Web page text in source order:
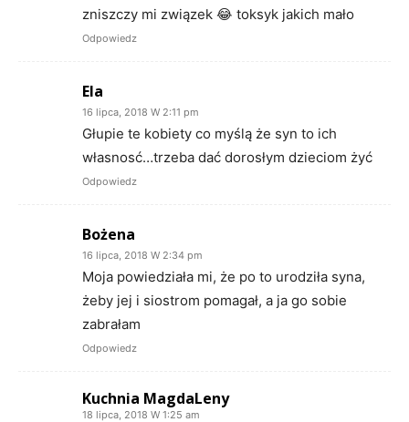
zniszczy mi związek 😂 toksyk jakich mało
Odpowiedz
Ela
16 lipca, 2018 W 2:11 pm
Głupie te kobiety co myślą że syn to ich
własnosć…trzeba dać dorosłym dzieciom żyć
Odpowiedz
Bożena
16 lipca, 2018 W 2:34 pm
Moja powiedziała mi, że po to urodziła syna,
żeby jej i siostrom pomagał, a ja go sobie
zabrałam
Odpowiedz
Kuchnia MagdaLeny
18 lipca, 2018 W 1:25 am